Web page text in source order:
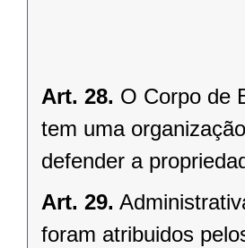
Art. 28. O Corpo de
tem uma
defender a
Art. 29.
foram atribuidos